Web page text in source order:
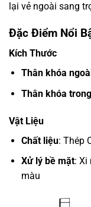
lại vẻ ngoài sang
Đặc Điểm Nổi
Kích Thước
Thân khóa
Thân khóa trong
Vật Liệu
Chất liệu: Thép
Xử lý bề mặt: Xi
màu